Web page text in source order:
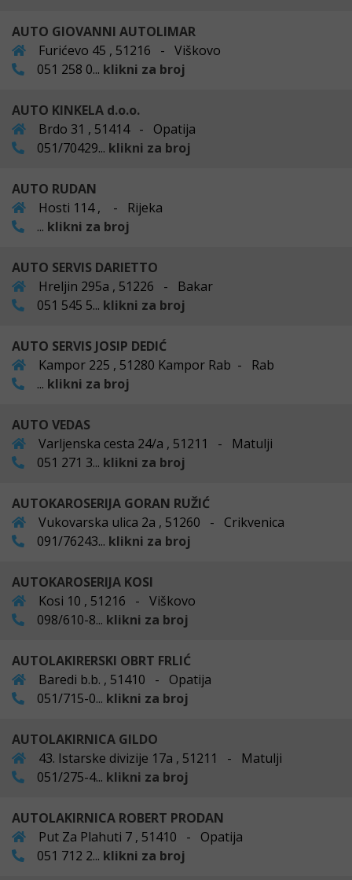
AUTO GIOVANNI AUTOLIMAR
Furićevo 45 , 51216 - Viškovo
051 258 0... klikni za broj
AUTO KINKELA d.o.o.
Brdo 31 , 51414 - Opatija
051/70429... klikni za broj
AUTO RUDAN
Hosti 114 , - Rijeka
... klikni za broj
AUTO SERVIS DARIETTO
Hreljin 295a , 51226 - Bakar
051 545 5... klikni za broj
AUTO SERVIS JOSIP DEDIĆ
Kampor 225 , 51280 Kampor Rab - Rab
... klikni za broj
AUTO VEDAS
Varljenska cesta 24/a , 51211 - Matulji
051 271 3... klikni za broj
AUTOKAROSERIJA GORAN RUŽIĆ
Vukovarska ulica 2a , 51260 - Crikvenica
091/76243... klikni za broj
AUTOKAROSERIJA KOSI
Kosi 10 , 51216 - Viškovo
098/610-8... klikni za broj
AUTOLAKIRERSKI OBRT FRLIĆ
Baredi b.b. , 51410 - Opatija
051/715-0... klikni za broj
AUTOLAKIRNICA GILDO
43. Istarske divizije 17a , 51211 - Matulji
051/275-4... klikni za broj
AUTOLAKIRNICA ROBERT PRODAN
Put Za Plahuti 7 , 51410 - Opatija
051 712 2... klikni za broj